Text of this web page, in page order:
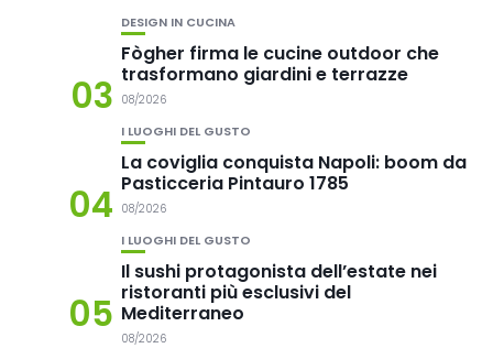
03
DESIGN IN CUCINA
Fògher firma le cucine outdoor che
trasformano giardini e terrazze
08/2026
04
I LUOGHI DEL GUSTO
La coviglia conquista Napoli: boom da
Pasticceria Pintauro 1785
08/2026
05
I LUOGHI DEL GUSTO
Il sushi protagonista dell’estate nei
ristoranti più esclusivi del
Mediterraneo
08/2026